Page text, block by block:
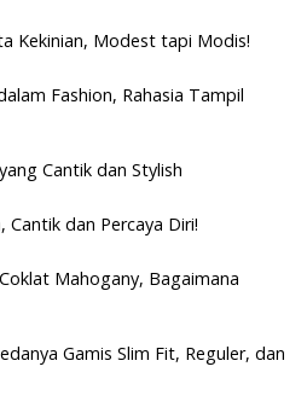
Kekinian, Modest tapi Modis!
Fashion, Rahasia Tampil
Cantik dan Stylish
Cantik dan Percaya Diri!
Mahogany, Bagaimana
Gamis Slim Fit, Reguler, dan